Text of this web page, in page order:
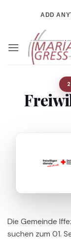
ADD
Die Gemeinde
suchen zum 01.